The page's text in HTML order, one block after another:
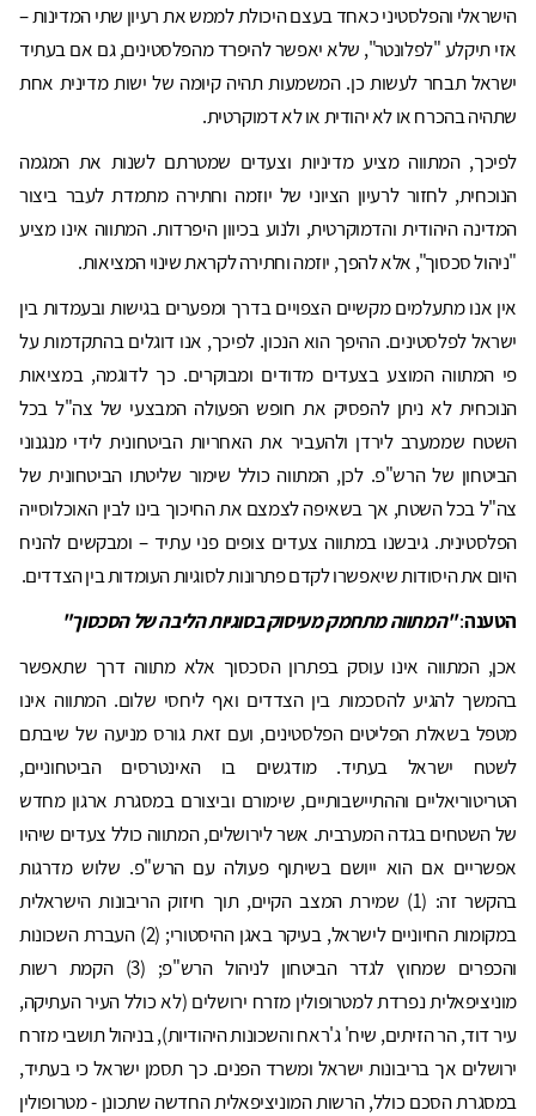
הישראלי והפלסטיני כאחד בעצם היכולת לממש את רעיון שתי המדינות –
אזי תיקלע "לפלונטר", שלא יאפשר להיפרד מהפלסטינים, גם אם בעתיד
ישראל תבחר לעשות כן. המשמעות תהיה קיומה של ישות מדינית אחת
שתהיה בהכרח או לא יהודית או לא דמוקרטית.
לפיכך, המתווה מציע מדיניות וצעדים שמטרתם לשנות את המגמה
הנוכחית, לחזור לרעיון הציוני של יוזמה וחתירה מתמדת לעבר ביצור
המדינה היהודית והדמוקרטית, ולנוע בכיוון היפרדות. המתווה אינו מציע
"ניהול סכסוך", אלא להפך, יוזמה וחתירה לקראת שינוי המציאות.
אין אנו מתעלמים מקשיים הצפויים בדרך ומפערים בגישות ובעמדות בין
ישראל לפלסטינים. ההיפך הוא הנכון. לפיכך, אנו דוגלים בהתקדמות על
פי המתווה המוצע בצעדים מדודים ומבוקרים. כך לדוגמה, במציאות
הנוכחית לא ניתן להפסיק את חופש הפעולה המבצעי של צה"ל בכל
השטח שממערב לירדן ולהעביר את האחריות הביטחונית לידי מנגנוני
הביטחון של הרש"פ. לכן, המתווה כולל שימור שליטתו הביטחונית של
צה"ל בכל השטח, אך בשאיפה לצמצם את החיכוך בינו לבין האוכלוסייה
הפלסטינית. גיבשנו במתווה צעדים צופים פני עתיד – ומבקשים להניח
היום את היסודות שיאפשרו לקדם פתרונות לסוגיות העומדות בין הצדדים.
הטענה:"המתווה מתחמק מעיסוק בסוגיות הליבה של הסכסוך"
אכן, המתווה אינו עוסק בפתרון הסכסוך אלא מתווה דרך שתאפשר
בהמשך להגיע להסכמות בין הצדדים ואף ליחסי שלום. המתווה אינו
מטפל בשאלת הפליטים הפלסטינים, ועם זאת גורס מניעה של שיבתם
לשטח ישראל בעתיד. מודגשים בו האינטרסים הביטחוניים,
הטריטוריאליים וההתיישבותיים, שימורם וביצורם במסגרת ארגון מחדש
של השטחים בגדה המערבית. אשר לירושלים, המתווה כולל צעדים שיהיו
אפשריים אם הוא ייושם בשיתוף פעולה עם הרש"פ. שלוש מדרגות
בהקשר זה: (1) שמירת המצב הקיים, תוך חיזוק הריבונות הישראלית
במקומות החיוניים לישראל, בעיקר באגן ההיסטורי; (2) העברת השכונות
והכפרים שמחוץ לגדר הביטחון לניהול הרש"פ; (3) הקמת רשות
מוניציפאלית נפרדת למטרופולין מזרח ירושלים (לא כולל העיר העתיקה,
עיר דוד, הר הזיתים, שיח' ג'ראח והשכונות היהודיות), בניהול תושבי מזרח
ירושלים אך בריבונות ישראל ומשרד הפנים. כך תסמן ישראל כי בעתיד,
במסגרת הסכם כולל, הרשות המוניציפאלית החדשה שתכונן - מטרופולין